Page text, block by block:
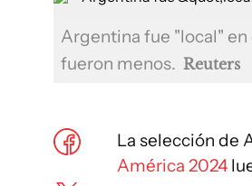
Argentina fue "local" en
fueron menos. Reuters
La selección de
América 2024